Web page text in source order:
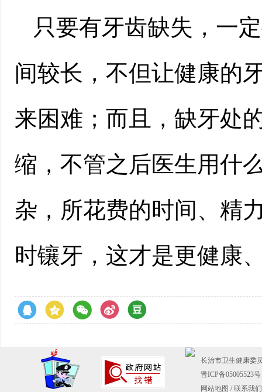
只要有牙齿缺失，一
间较长，不但让健康的
来困难；而且，缺牙处
缩，不管之后医生用什
杂，所花费的时间、精
时镶牙，这才是更健康
长治市卫生健康委
晋ICP备05005523号
网站地图 / 联系我们